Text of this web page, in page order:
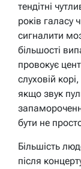
тендітні
років галасу
сигналити
більшості
провокує
слуховій
якщо звук
бути не
Більшість
після